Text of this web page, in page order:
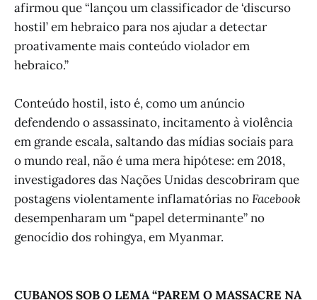
afirmou que “lançou um classificador de ‘discurso
hostil’ em hebraico para nos ajudar a detectar
proativamente mais conteúdo violador em
hebraico.”
Conteúdo hostil, isto é, como um anúncio
defendendo o assassinato, incitamento à violência
em grande escala, saltando das mídias sociais para
o mundo real, não é uma mera hipótese: em 2018,
investigadores das Nações Unidas descobriram que
postagens violentamente inflamatórias noFacebook
desempenharam um “papel determinante” no
genocídio dos rohingya, em Myanmar.
CUBANOS SOB O LEMA “PAREM O MASSACRE NA